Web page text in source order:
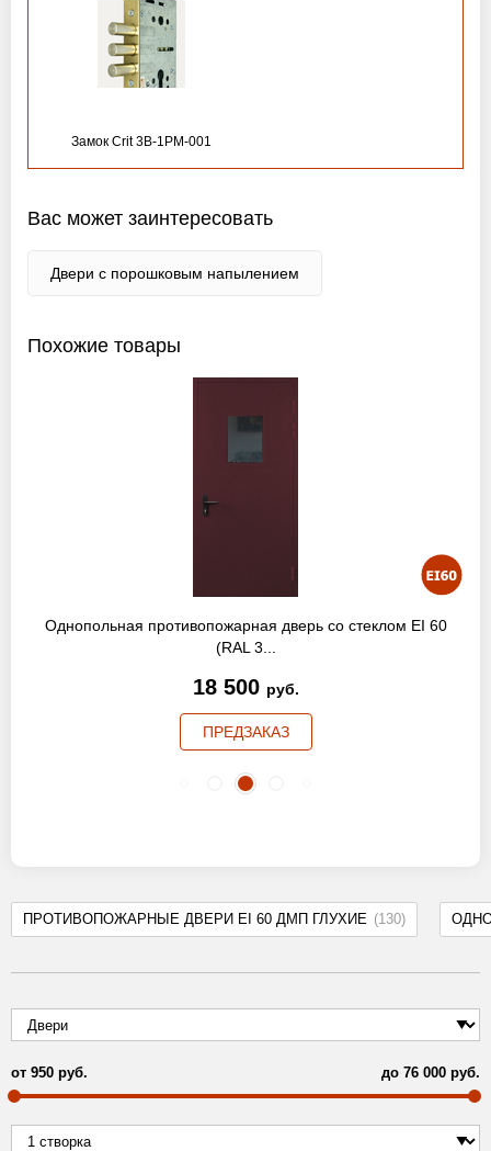
ПРОТИВОПОЖАРНЫЕ ДВЕРИ EI 60 ДМП ГЛУХИЕ (130)
от 950 руб. до 76 000 руб.
Замок Crit 3B-1PM-001
Вас может заинтересовать
Двери с порошковым напылением
Похожие товары
Однопольная противопожарная дверь со стеклом EI 60
(RAL 3...
18 500 руб.
ПРЕДЗАКАЗ